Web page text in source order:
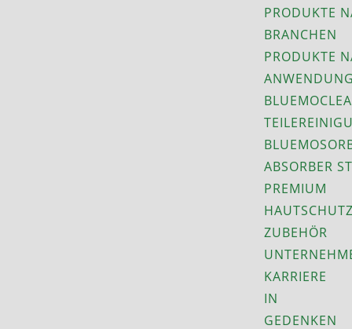
PRODUKTE
BRANCHEN
PRODUKTE
ABSORBER
PREMIUM
ZUBEHÖR
KARRIERE
IN
GEDENKEN